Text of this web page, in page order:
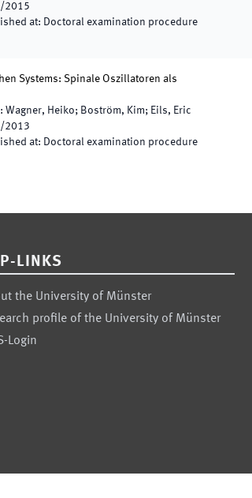
2015
at: Doctoral examination procedure
Systems: Spinale Oszillatoren als
: Wagner, Heiko; Boström, Kim; Eils, Eric
2013
at: Doctoral examination procedure
LINKS
the University of Münster
profile of the University of Münster
Login